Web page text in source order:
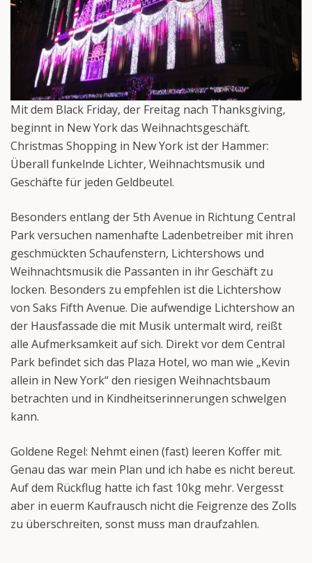
Mit dem Black Friday, der Freitag nach Thanksgiving,
beginnt in New York das Weihnachtsgeschäft.
Christmas Shopping in New York ist der Hammer:
Überall funkelnde Lichter, Weihnachtsmusik und
Geschäfte für jeden Geldbeutel.
Besonders entlang der 5th Avenue in Richtung Central
Park versuchen namenhafte Ladenbetreiber mit ihren
geschmückten Schaufenstern, Lichtershows und
Weihnachtsmusik die Passanten in ihr Geschäft zu
locken. Besonders zu empfehlen ist die Lichtershow
von Saks Fifth Avenue. Die aufwendige Lichtershow an
der Hausfassade die mit Musik untermalt wird, reißt
alle Aufmerksamkeit auf sich. Direkt vor dem Central
Park befindet sich das Plaza Hotel, wo man wie „Kevin
allein in New York“ den riesigen Weihnachtsbaum
betrachten und in Kindheitserinnerungen schwelgen
kann.
Goldene Regel: Nehmt einen (fast) leeren Koffer mit.
Genau das war mein Plan und ich habe es nicht bereut.
Auf dem Rückflug hatte ich fast 10kg mehr. Vergesst
aber in euerm Kaufrausch nicht die Feigrenze des Zolls
zu überschreiten, sonst muss man draufzahlen.